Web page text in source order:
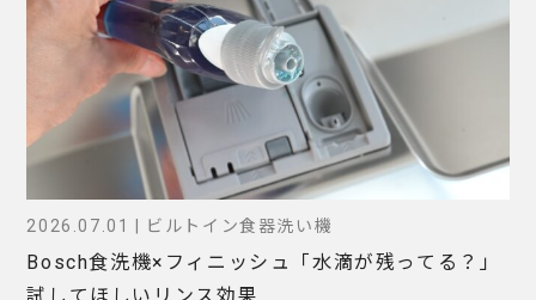
2026.07.01 | ビルトイン食器洗い機
Bosch食洗機×フィニッシュ「水滴が残ってる？」